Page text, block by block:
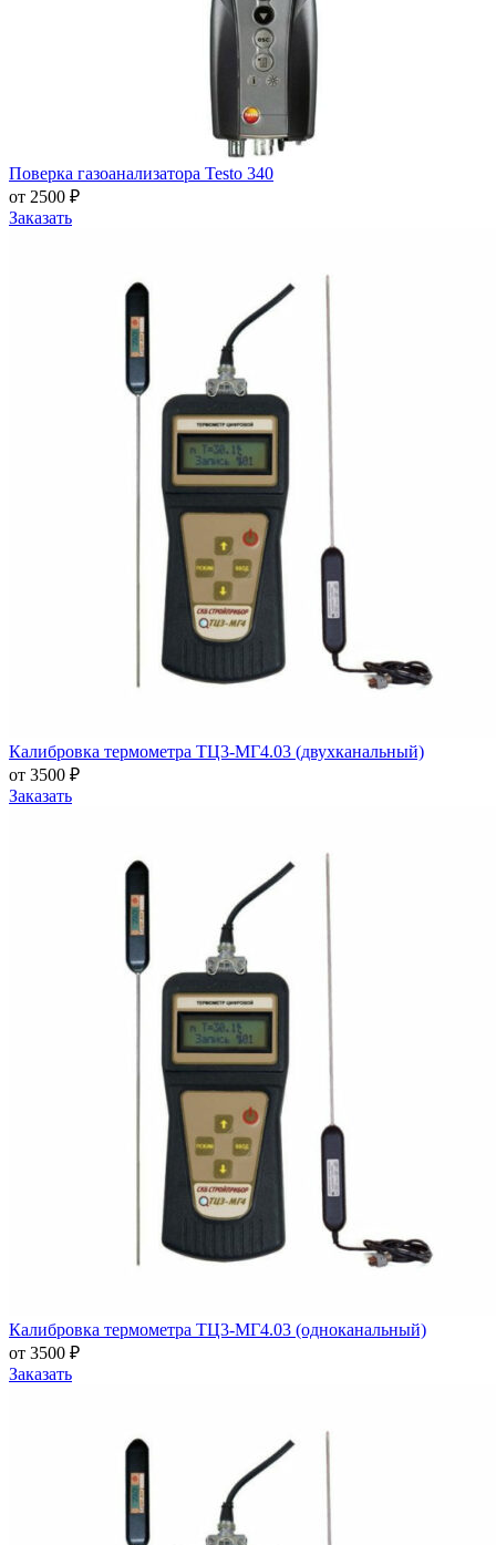
Поверка газоанализатора Testo 340
от 2500 ₽
Заказать
Калибровка термометра ТЦ3-МГ4.03 (двухканальный)
от 3500 ₽
Заказать
Калибровка термометра ТЦ3-МГ4.03 (одноканальный)
от 3500 ₽
Заказать